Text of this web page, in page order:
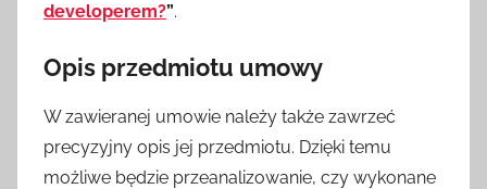
developerem?”.
Opis przedmiotu umowy
W zawieranej umowie należy także zawrzeć
precyzyjny opis jej przedmiotu. Dzięki temu
możliwe będzie przeanalizowanie, czy wykonane